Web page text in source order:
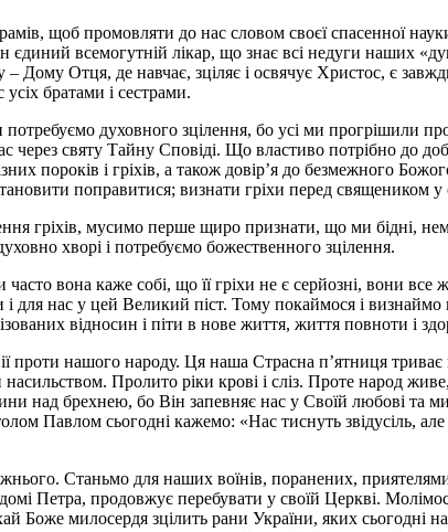
щоб промовляти до нас словом своєї спасенної
всемогутній лікар, що знає всі недуги наших
Дому Отця, де навчає, зціляє і освячує Христос, є
братами і сестрами.
духовного зцілення, бо усі ми прогрішили
через святу Тайну Сповіді. Що властиво потрібно до
пороків і гріхів, а також довір’я до безмежного
поправитися; визнати гріхи перед священиком у
гріхів, мусимо перше щиро признати, що ми бідні,
хворі і потребуємо божественного зцілення.
вона каже собі, що її гріхи не є серйозні, вони все
і для нас у цей Великий піст. Тому покаймося і
відносин і піти в нове життя, життя повноти і
проти нашого народу. Ця наша Страсна п’ятниця
Пролито ріки крові і сліз. Проте народ
над брехнею, бо Він запевняє нас у Своїй любові та
Павлом сьогодні кажемо: «Нас тиснуть звідусіль,
Станьмо для наших воїнів, поранених,
Петра, продовжує перебувати у своїй Церкві.
милосердя зцілить рани України, яких сьогодні